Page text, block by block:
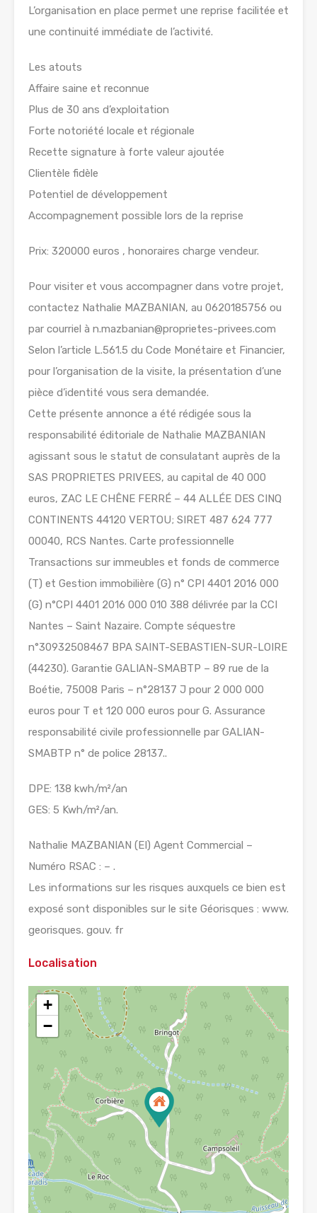
L’organisation en place permet une reprise facilitée et
une continuité immédiate de l’activité.
Les atouts
Affaire saine et reconnue
Plus de 30 ans d’exploitation
Forte notoriété locale et régionale
Recette signature à forte valeur ajoutée
Clientèle fidèle
Potentiel de développement
Accompagnement possible lors de la reprise
Prix: 320000 euros , honoraires charge vendeur.
Pour visiter et vous accompagner dans votre projet,
contactez Nathalie MAZBANIAN, au 0620185756 ou
par courriel à n.mazbanian@proprietes-privees.com
Selon l’article L.561.5 du Code Monétaire et Financier,
pour l’organisation de la visite, la présentation d’une
pièce d’identité vous sera demandée.
Cette présente annonce a été rédigée sous la
responsabilité éditoriale de Nathalie MAZBANIAN
agissant sous le statut de consulatant auprès de la
SAS PROPRIETES PRIVEES, au capital de 40 000
euros, ZAC LE CHÊNE FERRÉ – 44 ALLÉE DES CINQ
CONTINENTS 44120 VERTOU; SIRET 487 624 777
00040, RCS Nantes. Carte professionnelle
Transactions sur immeubles et fonds de commerce
(T) et Gestion immobilière (G) n° CPI 4401 2016 000
(G) n°CPI 4401 2016 000 010 388 délivrée par la CCI
Nantes – Saint Nazaire. Compte séquestre
n°30932508467 BPA SAINT-SEBASTIEN-SUR-LOIRE
(44230). Garantie GALIAN-SMABTP – 89 rue de la
Boétie, 75008 Paris – n°28137 J pour 2 000 000
euros pour T et 120 000 euros pour G. Assurance
responsabilité civile professionnelle par GALIAN-
SMABTP n° de police 28137..
DPE: 138 kwh/m²/an
GES: 5 Kwh/m²/an.
Nathalie MAZBANIAN (EI) Agent Commercial –
Numéro RSAC : – .
Les informations sur les risques auxquels ce bien est
exposé sont disponibles sur le site Géorisques : www.
georisques. gouv. fr
Localisation
+
−